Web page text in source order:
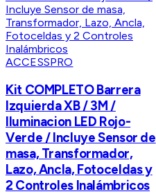
ACCESSPRO
Kit COMPLETO Barrera
Izquierda XB / 3M /
Iluminacion LED Rojo-
Verde / Incluye Sensor de
masa, Transformador,
Lazo, Ancla, Fotoceldas y
2 Controles Inalámbricos